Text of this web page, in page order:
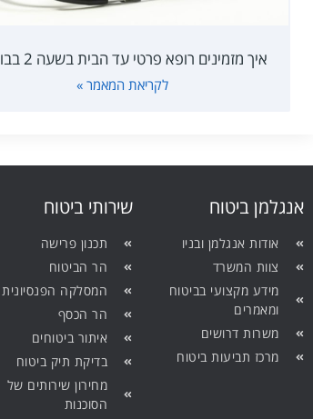
איך מזמינים רופא פרטי עד הבית בשעה 2 בבוקר?
לקריאת המאמר »
אנגלמן ביטוח
אודות אנגלמן ובניו
צוות המשרד
מידע מקצועי בביטוח
ומאמרים
משרות דרושים
מרכז תביעות ביטוח
שירותי ביטוח
תכנון פרישה
הר הביטוח
המסלקה הפנסיונית
הר הכסף
איתור ביטוחים
בדיקת תיק ביטוח
מחירון שירותים של
הסוכנות